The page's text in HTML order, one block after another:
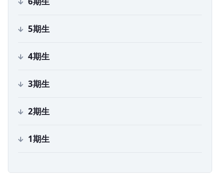
5期生
4期生
3期生
2期生
1期生